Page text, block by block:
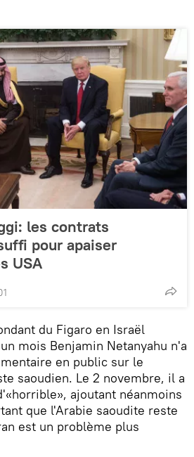
les contrats
pour apaiser
USA
du Figaro en Israël
mois Benjamin Netanyahu n'a
en public sur le
saoudien. Le 2 novembre, il a
ajoutant néanmoins
que l'Arabie saoudite reste
est un problème plus